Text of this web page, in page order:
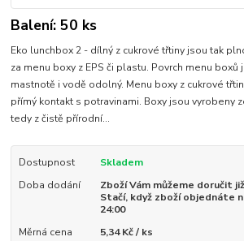
Balení: 50 ks
Eko lunchbox 2 - dílný z cukrové třtiny jsou tak
za menu boxy z EPS či plastu. Povrch menu
mastnotě i vodě odolný. Menu boxy z cukrové
přímý kontakt s potravinami. Boxy jsou vyrobeny
tedy z čistě přírodní...
Dostupnost
Skladem
Doba dodání
Zboží Vám můžeme doručit
Stačí, když zboží objednáte
24:00
Měrná cena
5,34 Kč / ks